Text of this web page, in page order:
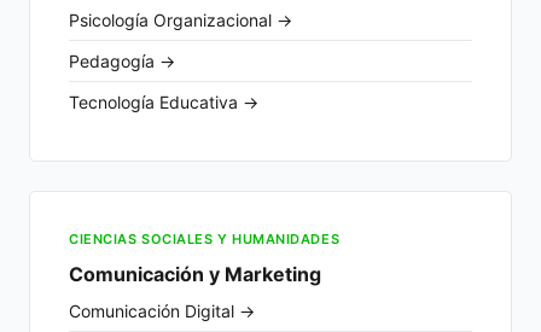
Psicología Organizacional →
Pedagogía →
Tecnología Educativa →
CIENCIAS SOCIALES Y HUMANIDADES
Comunicación y Marketing
Comunicación Digital →